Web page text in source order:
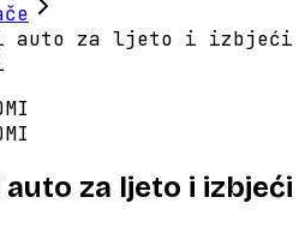
auto za ljeto i izbjeći
za ljeto i izbjeći